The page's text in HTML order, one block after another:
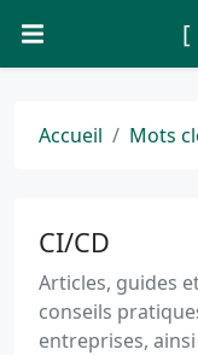
[
Accueil Mots
CI/CD
Articles, guides
conseils
entreprises,